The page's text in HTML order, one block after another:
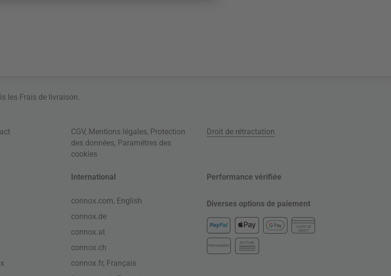
les Frais de livraison.
CGV, Mentions légales, Protection
des données, Paramètres des
cookies
Droit de rétractation
International
connox.com, English
connox.de
connox.at
connox.ch
connox.fr, Français
Performance vérifiée
Diverses options de paiement
CARTE DE
CRÉDIT
PRÉPAIEMENT
FACTURE